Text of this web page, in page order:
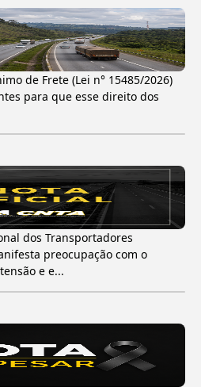
de Frete (Lei n° 15485/2026)
para que esse direito dos
dos Transportadores
preocupação com o
e e...